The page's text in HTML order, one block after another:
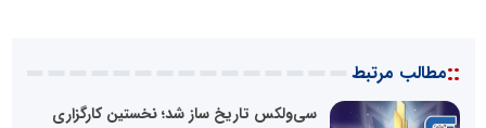
::مطالب مرتبط
سی‌ولکس تاریخ ساز شد؛ نخستین کارگزاری